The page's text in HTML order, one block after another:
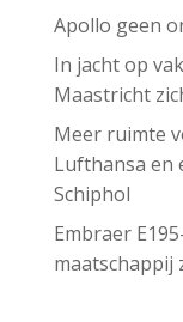
Apollo geen
In jacht op
Maastricht
Meer ruimte
Lufthansa en
Schiphol
Embraer
maatschappij